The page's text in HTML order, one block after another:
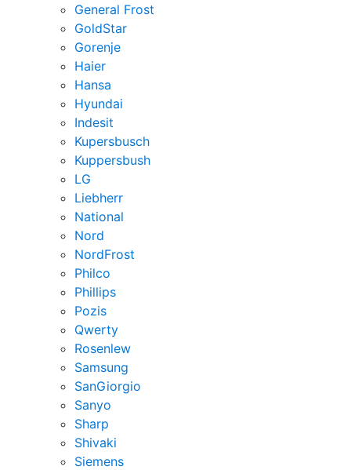
General Frost
GoldStar
Gorenje
Haier
Hansa
Hyundai
Indesit
Kupersbusch
Kuppersbush
LG
Liebherr
National
Nord
NordFrost
Philco
Phillips
Pozis
Qwerty
Rosenlew
Samsung
SanGiorgio
Sanyo
Sharp
Shivaki
Siemens